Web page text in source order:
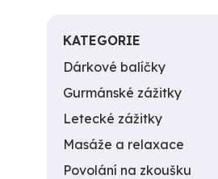
KATEGORIE
Dárkové balíčky
Gurmánské zážitky
Letecké zážitky
Masáže a relaxace
Povolání na zkoušku